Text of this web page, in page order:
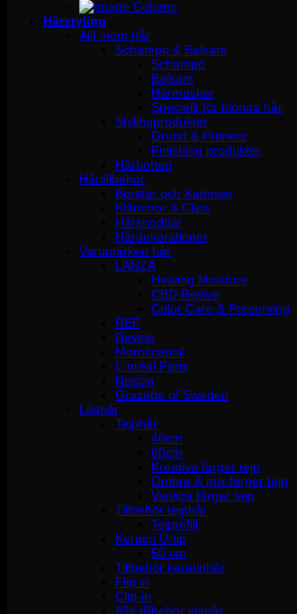
Hårstyling
Allt inom hår
Schampo & Balsam
Schampo
Balsam
Hårmasker
Speciellt för blonda hår
Stylingprodukter
Grund & Primers
Finishing produkter
Hårbotten
Hårtillbehör
Borstar och Kammar
Klämmor & Clips
Hårsnoddar
Hårdekorationer
Varumärken hår
LANZA
Healing Moisture
CBD Revive
Color Care & Preserving
REF
Revlon
Moroccanoil
L´oréal Paris
Neccin
Grazette of Sweden
Löshår
Tejphår
40cm
60cm
Kreativa färger tejp
Ombre & mix färger tejp
Vanliga färger tejp
Tillbehör tejphår
Tejprefill
Keratin U-tip
50 cm
Tillbehör keratinhår
Flip in
Clip-in
Alla tillbehör löshår